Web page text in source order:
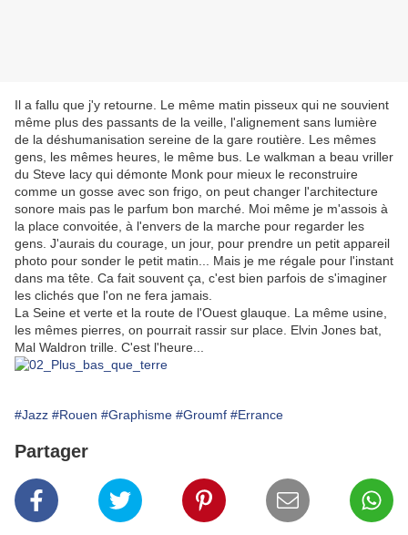
Il a fallu que j'y retourne. Le même matin pisseux qui ne souvient
même plus des passants de la veille, l'alignement sans lumière
de la déshumanisation sereine de la gare routière. Les mêmes
gens, les mêmes heures, le même bus. Le walkman a beau vriller
du Steve lacy qui démonte Monk pour mieux le reconstruire
comme un gosse avec son frigo, on peut changer l'architecture
sonore mais pas le parfum bon marché. Moi même je m'assois à
la place convoitée, à l'envers de la marche pour regarder les
gens. J'aurais du courage, un jour, pour prendre un petit appareil
photo pour sonder le petit matin... Mais je me régale pour l'instant
dans ma tête. Ca fait souvent ça, c'est bien parfois de s'imaginer
les clichés que l'on ne fera jamais.
La Seine et verte et la route de l'Ouest glauque. La même usine,
les mêmes pierres, on pourrait rassir sur place. Elvin Jones bat,
Mal Waldron trille. C'est l'heure...
#Jazz #Rouen #Graphisme #Groumf #Errance
Partager